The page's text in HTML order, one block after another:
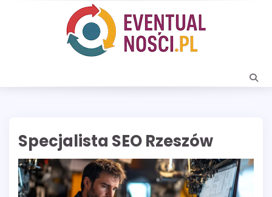
Specjalista SEO Rzeszów